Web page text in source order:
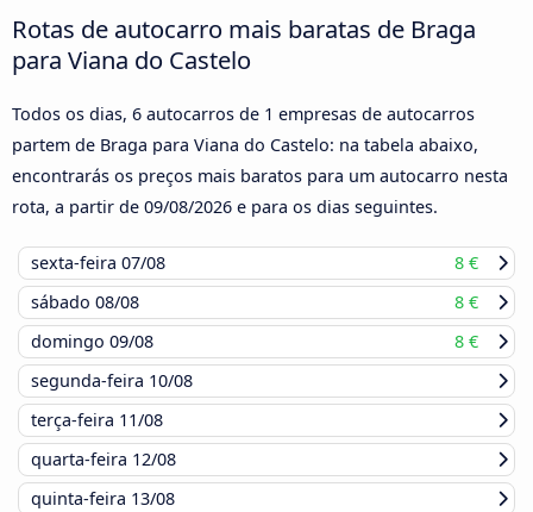
Rotas de autocarro mais baratas de Braga
para Viana do Castelo
Todos os dias, 6 autocarros de 1 empresas de autocarros
partem de Braga para Viana do Castelo: na tabela abaixo,
encontrarás os preços mais baratos para um autocarro nesta
rota, a partir de 09/08/2026 e para os dias seguintes.
sexta-feira 07/08
8 €
sábado 08/08
8 €
domingo 09/08
8 €
segunda-feira 10/08
terça-feira 11/08
quarta-feira 12/08
quinta-feira 13/08